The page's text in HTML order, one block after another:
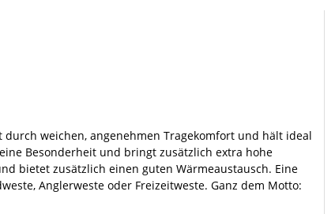
weichen, angenehmen Tragekomfort und hält ideal
Besonderheit und bringt zusätzlich extra hohe
bietet zusätzlich einen guten Wärmeaustausch. Eine
Anglerweste oder Freizeitweste. Ganz dem Motto: